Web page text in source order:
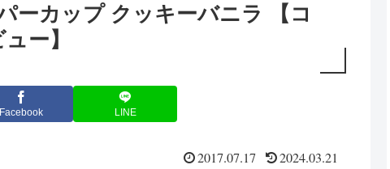
ーカップ クッキーバニラ 【コ
ー】
Facebook LINE
2017.07.17 2024.03.21